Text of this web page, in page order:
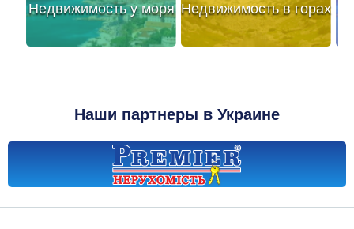
Недвижимость у моря Недвижимость в горах
Наши партнеры в Украине